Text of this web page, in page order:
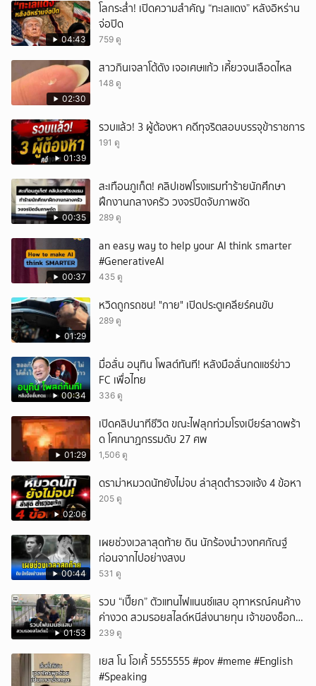
04:43
โลกระส่ำ! เปิดความสำคัญ “ทะเลแดง” หลังอิหร่าน
จ่อปิด
759 ดู
02:30
สาวกินเจลาโต้ดัง เจอเศษแก้ว เคี้ยวจนเลือดไหล
148 ดู
01:39
รวบแล้ว! 3 ผู้ต้องหา คดีทุจริตสอบบรรจุข้าราชการ
191 ดู
00:35
สะเทือนภูเก็ต! คลิปเชฟโรงแรมทำร้ายนักศึกษา
ฝึกงานกลางครัว วงจรปิดจับภาพชัด
289 ดู
00:37
an easy way to help your AI think smarter
#GenerativeAI
435 ดู
01:29
หวิดถูกรถชน! "กาย" เปิดประตูเคลียร์คนขับ
289 ดู
00:34
มื่อลั่น อนุทิน โพสต์ทันที! หลังมือลั่นกดแชร์ข่าว
FC เพื่อไทย
336 ดู
01:29
เปิดคลิปนาทีชีวิต ขณะไฟลุกท่วมโรงเบียร์ลาดพร้า
ด โศกนาฏกรรมดับ 27 ศพ
1,506 ดู
02:06
ดราม่าหมวดนัทยังไม่จบ ล่าสุดตำรวจแจ้ง 4 ข้อหา
205 ดู
00:44
เผยช่วงเวลาสุดท้าย ดิน นักร้องนำวงทศกัณฐ์
ก่อนจากไปอย่างสงบ
531 ดู
01:53
รวบ “เปี๊ยก” ตัวแทนไฟแนนซ์แสบ อุทาหรณ์คนค้าง
ค่างวด สวมรอยสไลด์หนีส่งนายทุน เจ้าของช็อก
หนี้ยังอยู่ - รถปลิว เสียหายกว่า 600,000 บาท
239 ดู
เยส โน โอเค้้้้ 5555555 #pov #meme #English
#Speaking